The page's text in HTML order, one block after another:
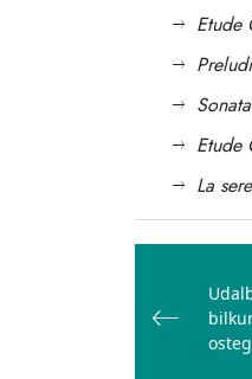
Etude
Etude
La
zehar